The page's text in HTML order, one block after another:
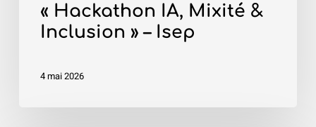
« Hackathon IA, Mixité &
Inclusion » – Isep
4 mai 2026